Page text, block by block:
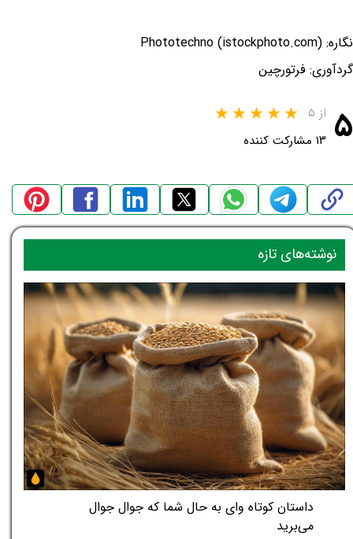
نگاره: Phototechno (istockphoto.com)
گردآوری: فرتورچین
۵ از ۵
۱۳ مشارکت کننده
داستان کوتاه وای به حال شما که جوال جوال
می‌برید
نوشته‌های تازه